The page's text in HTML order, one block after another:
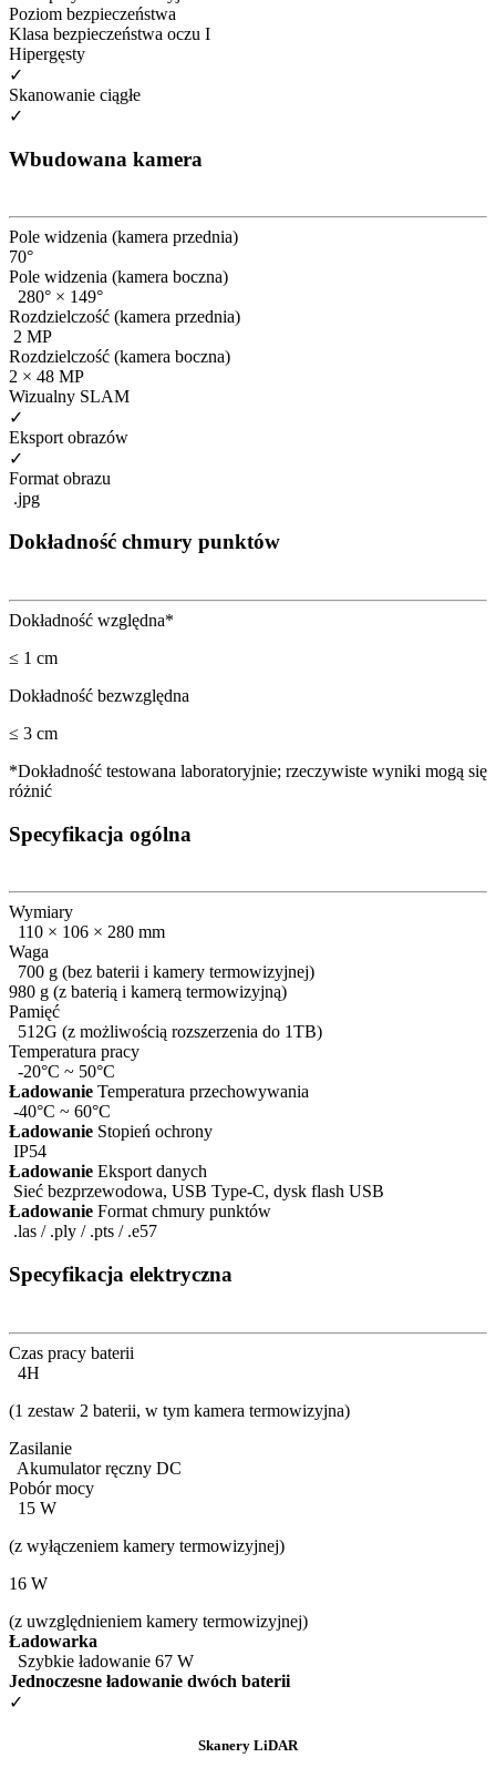
Poziom bezpieczeństwa
Klasa bezpieczeństwa oczu I
Hipergęsty
✓
Skanowanie ciągłe
✓
Wbudowana kamera
Pole widzenia (kamera przednia)
70°
Pole widzenia (kamera boczna)
280° × 149°
Rozdzielczość (kamera przednia)
2 MP
Rozdzielczość (kamera boczna)
2 × 48 MP
Wizualny SLAM
✓
Eksport obrazów
✓
Format obrazu
.jpg
Dokładność chmury punktów
Dokładność względna*
≤ 1 cm
Dokładność bezwzględna
≤ 3 cm
*Dokładność testowana laboratoryjnie; rzeczywiste wyniki mogą się
różnić
Specyfikacja ogólna
Wymiary
110 × 106 × 280 mm
Waga
700 g (bez baterii i kamery termowizyjnej)
980 g (z baterią i kamerą termowizyjną)
Pamięć
512G (z możliwością rozszerzenia do 1TB)
Temperatura pracy
-20°C ~ 50°C
Ładowanie Temperatura przechowywania
​-40°C ~ 60°C
Ładowanie Stopień ochrony
​IP54
Ładowanie Eksport danych
​Sieć bezprzewodowa, USB Type-C, dysk flash USB
Ładowanie Format chmury punktów
.las / .ply / .pts / .e57
Specyfikacja elektryczna
Czas pracy baterii
4H
(1 zestaw 2 baterii, w tym kamera termowizyjna)
Zasilanie
Akumulator ręczny DC
Pobór mocy
15 W
(z wyłączeniem kamery termowizyjnej)
16 W
(z uwzględnieniem kamery termowizyjnej)
Ładowarka
Szybkie ładowanie 67 W
Jednoczesne ładowanie dwóch baterii
✓
Skanery LiDAR